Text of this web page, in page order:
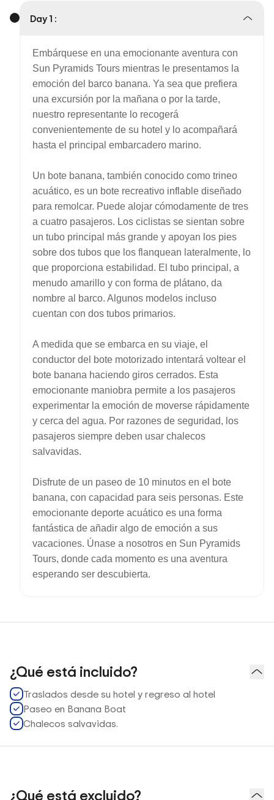
Day 1 :
Embárquese en una emocionante aventura con
Sun Pyramids Tours mientras le presentamos la
emoción del barco banana. Ya sea que prefiera
una excursión por la mañana o por la tarde,
nuestro representante lo recogerá
convenientemente de su hotel y lo acompañará
hasta el principal embarcadero marino.
Un bote banana, también conocido como trineo
acuático, es un bote recreativo inflable diseñado
para remolcar. Puede alojar cómodamente de tres
a cuatro pasajeros. Los ciclistas se sientan sobre
un tubo principal más grande y apoyan los pies
sobre dos tubos que los flanquean lateralmente, lo
que proporciona estabilidad. El tubo principal, a
menudo amarillo y con forma de plátano, da
nombre al barco. Algunos modelos incluso
cuentan con dos tubos primarios.
A medida que se embarca en su viaje, el
conductor del bote motorizado intentará voltear el
bote banana haciendo giros cerrados. Esta
emocionante maniobra permite a los pasajeros
experimentar la emoción de moverse rápidamente
y cerca del agua. Por razones de seguridad, los
pasajeros siempre deben usar chalecos
salvavidas.
Disfrute de un paseo de 10 minutos en el bote
banana, con capacidad para seis personas. Este
emocionante deporte acuático es una forma
fantástica de añadir algo de emoción a sus
vacaciones. Únase a nosotros en Sun Pyramids
Tours, donde cada momento es una aventura
esperando ser descubierta.
¿Qué está incluido?
Traslados desde su hotel y regreso al hotel
Paseo en Banana Boat
Chalecos salvavidas.
¿Qué está excluido?